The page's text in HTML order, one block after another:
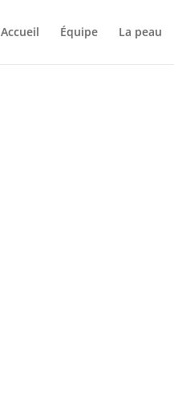
Accueil Équipe La peau